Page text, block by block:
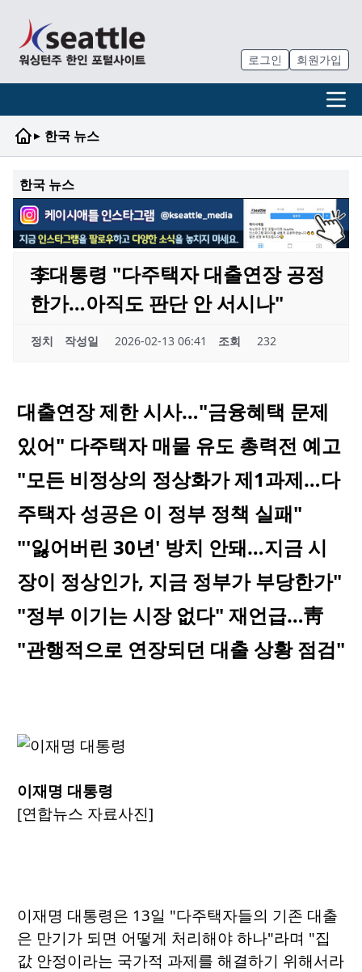
로그인 회원가입
▸ 한국 뉴스
한국 뉴스
李대통령 "다주택자 대출연장 공정
한가…아직도 판단 안 서시나"
정치 작성일 2026-02-13 06:41 조회 232
대출연장 제한 시사…"금융혜택 문제
있어" 다주택자 매물 유도 총력전 예고
"모든 비정상의 정상화가 제1과제…다
주택자 성공은 이 정부 정책 실패"
"'잃어버린 30년' 방치 안돼…지금 시
장이 정상인가, 지금 정부가 부당한가"
"정부 이기는 시장 없다" 재언급…靑
"관행적으로 연장되던 대출 상황 점검"
이재명 대통령
[연합뉴스 자료사진]
이재명 대통령은 13일 "다주택자들의 기존 대출
은 만기가 되면 어떻게 처리해야 하나"라며 "집
값 안정이라는 국가적 과제를 해결하기 위해서라